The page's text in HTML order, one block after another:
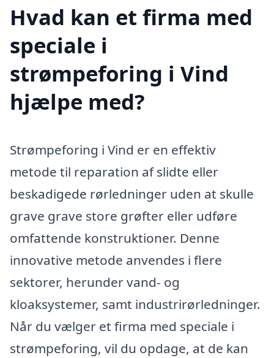
Hvad kan et firma med
speciale i
strømpeforing i Vind
hjælpe med?
Strømpeforing i Vind er en effektiv
metode til reparation af slidte eller
beskadigede rørledninger uden at skulle
grave grave store grøfter eller udføre
omfattende konstruktioner. Denne
innovative metode anvendes i flere
sektorer, herunder vand- og
kloaksystemer, samt industrirørledninger.
Når du vælger et firma med speciale i
strømpeforing, vil du opdage, at de kan